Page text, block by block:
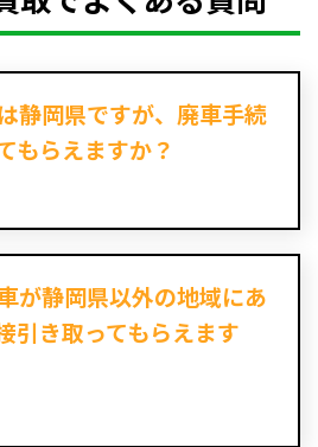
静岡県ですが、廃車手続
もらえますか？
が静岡県以外の地域にあ
引き取ってもらえます